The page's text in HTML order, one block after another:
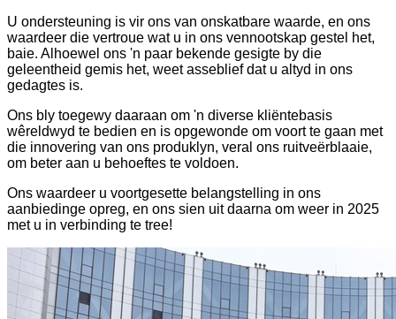
U ondersteuning is vir ons van onskatbare waarde, en ons
waardeer die vertroue wat u in ons vennootskap gestel het,
baie. Alhoewel ons 'n paar bekende gesigte by die
geleentheid gemis het, weet asseblief dat u altyd in ons
gedagtes is.
Ons bly toegewy daaraan om 'n diverse kliëntebasis
wêreldwyd te bedien en is opgewonde om voort te gaan met
die innovering van ons produklyn, veral ons ruitveërblaaie,
om beter aan u behoeftes te voldoen.
Ons waardeer u voortgesette belangstelling in ons
aanbiedinge opreg, en ons sien uit daarna om weer in 2025
met u in verbinding te tree!